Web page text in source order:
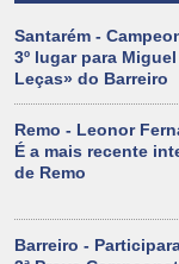
Santarém -
3º lugar para
Leças» do Barreiro
Remo - Leonor
É a mais recente
de Remo
Barreiro -